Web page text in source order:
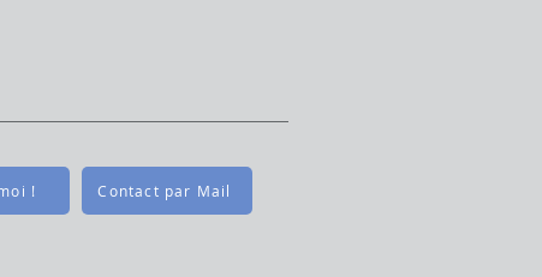
! Contact par Mail